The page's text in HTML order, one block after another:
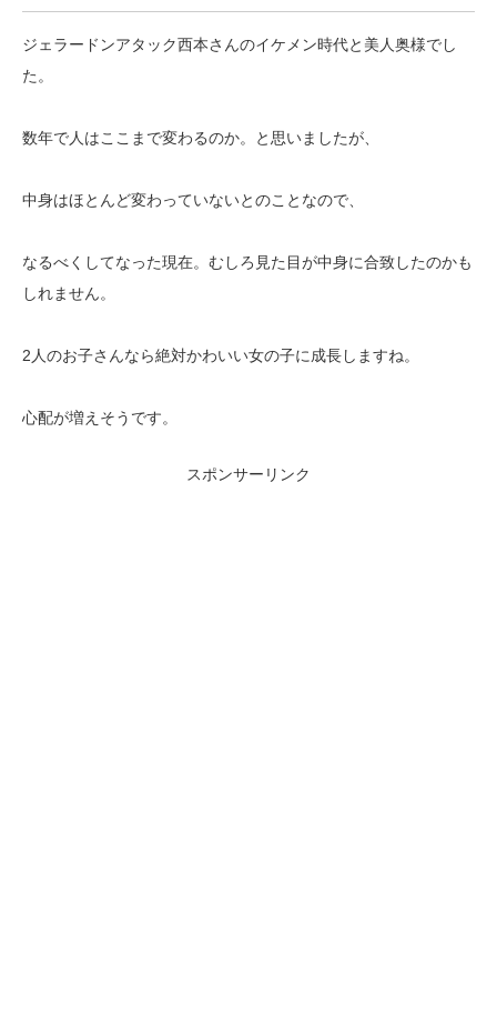
ジェラードンアタック西本さんのイケメン時代と美人奥様でし
た。
数年で人はここまで変わるのか。と思いましたが、
中身はほとんど変わっていないとのことなので、
なるべくしてなった現在。むしろ見た目が中身に合致したのかも
しれません。
2人のお子さんなら絶対かわいい女の子に成長しますね。
心配が増えそうです。
スポンサーリンク